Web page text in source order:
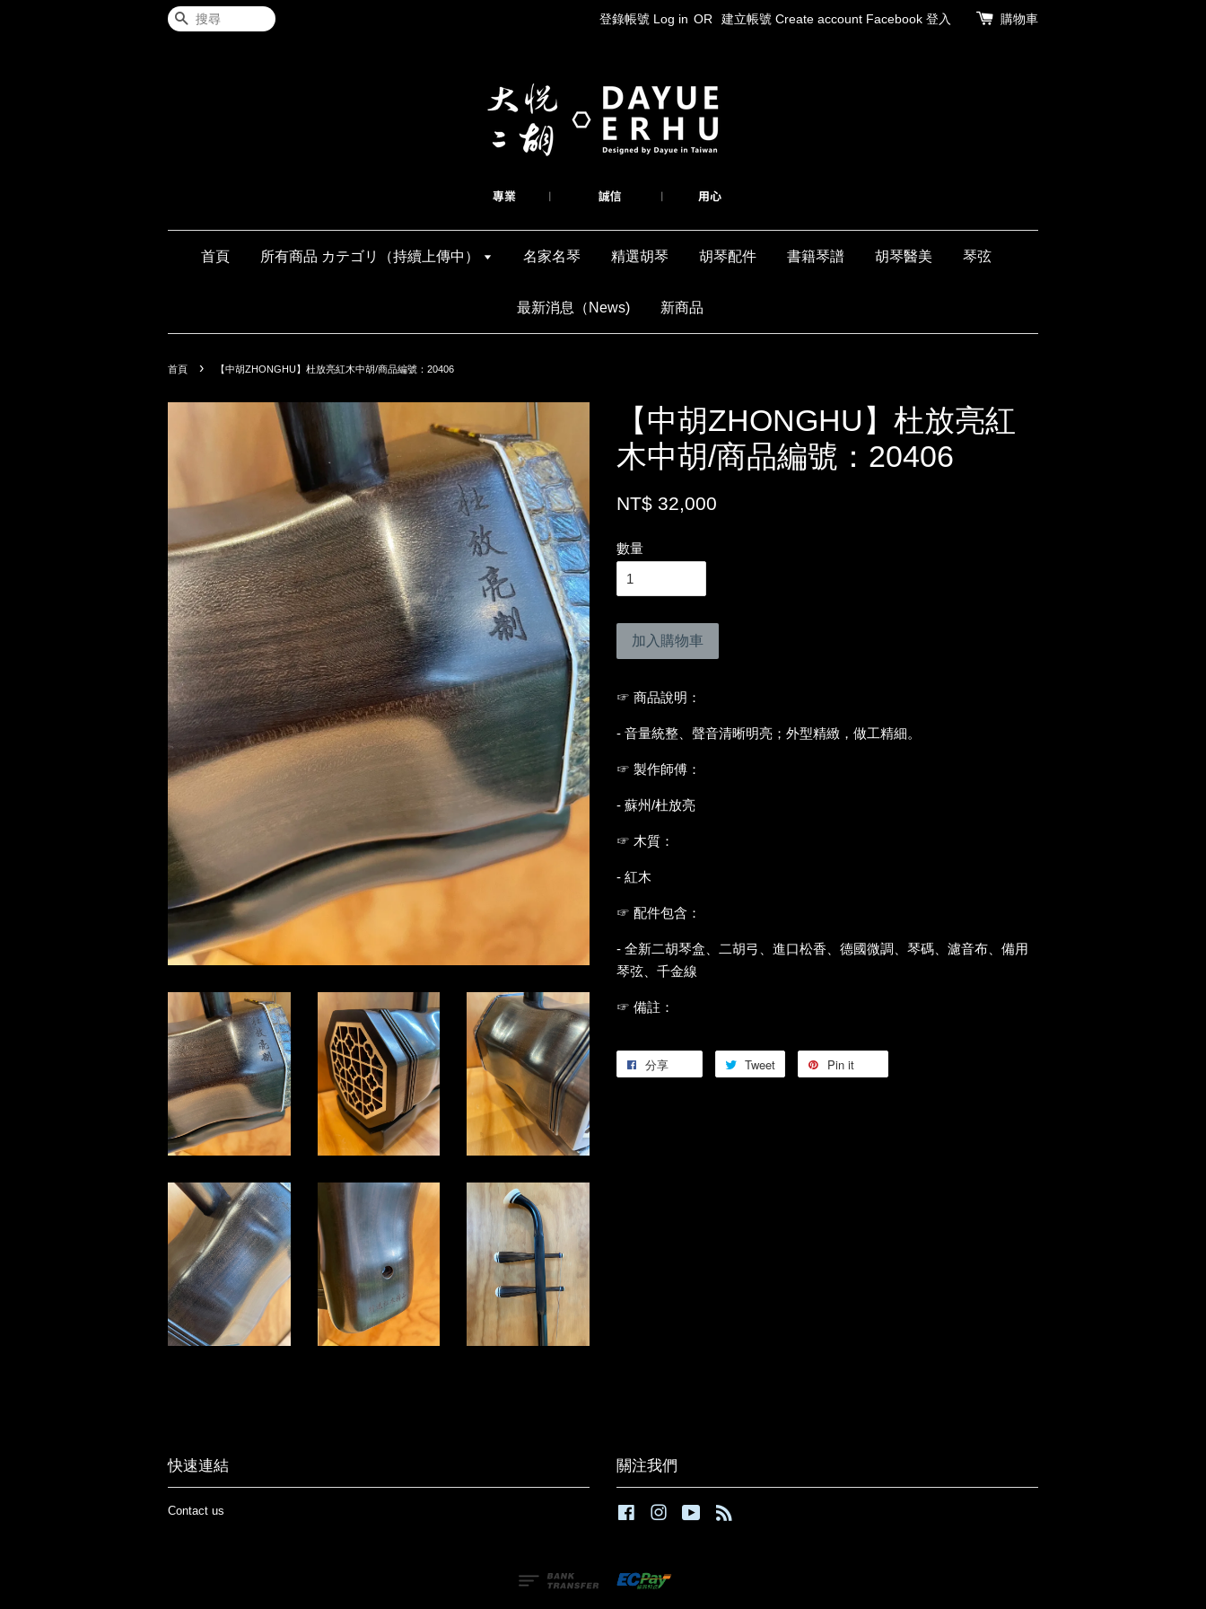
搜尋 登錄帳號 Log in OR 建立帳號 Create account Facebook 登入 購物車
首頁 所有商品 カテゴリ（持續上傳中） 名家名琴 精選胡琴 胡琴配件 書籍琴譜 胡琴醫美 琴弦
最新消息（News) 新商品
首頁 › 【中胡ZHONGHU】杜放亮紅木中胡/商品編號：20406
【中胡ZHONGHU】杜放亮紅
木中胡/商品編號：20406
NT$ 32,000
數量
加入購物車
☞ 商品說明：
- 音量統整、聲音清晰明亮；外型精緻，做工精細。
☞ 製作師傅：
- 蘇州/杜放亮
☞ 木質：
- 紅木
☞ 配件包含：
- 全新二胡琴盒、二胡弓、進口松香、德國微調、琴碼、濾音布、備用
琴弦、千金線
☞ 備註：
分享 Tweet Pin it
快速連結
Contact us
關注我們
FacebookInstagramYouTube